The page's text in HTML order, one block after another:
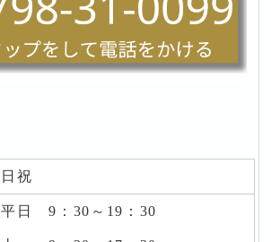
日祝
平日 9 ：30～19：30